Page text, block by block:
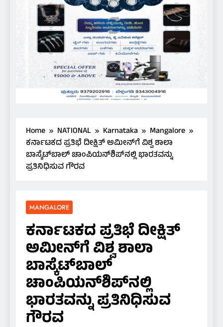
Home NATIONAL Karnataka
Mangalore
ಕರ್ನಾಟಕದ ಪ್ರತಿಭೆ ದೀಕ್ಷಿತ್ ಅಮೀನ್‌ಗೆ ವಿಶ್ವ ಶಾಲಾ
ಬಾಸ್ಕೆಟ್‌ಬಾಲ್ ಚಾಂಪಿಯನ್‌ಶಿಪ್‌ನಲ್ಲಿ ಭಾರತವನ್ನು
ಪ್ರತಿನಿಧಿಸುವ ಗೌರವ
MANGALORE
ಕರ್ನಾಟಕದ ಪ್ರತಿಭೆ ದೀಕ್ಷಿತ್
ಅಮೀನ್‌ಗೆ ವಿಶ್ವ ಶಾಲಾ
ಬಾಸ್ಕೆಟ್‌ಬಾಲ್
ಚಾಂಪಿಯನ್‌ಶಿಪ್‌ನಲ್ಲಿ
ಭಾರತವನ್ನು ಪ್ರತಿನಿಧಿಸುವ
ಗೌರವ